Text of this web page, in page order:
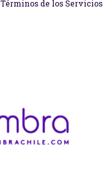
Términos de los Servicios